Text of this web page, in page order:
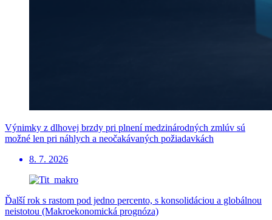
Výnimky z dlhovej brzdy pri plnení medzinárodných zmlúv sú
možné len pri náhlych a neočakávaných požiadavkách
8. 7. 2026
Ďalší rok s rastom pod jedno percento, s konsolidáciou a globálnou
neistotou (Makroekonomická prognóza)